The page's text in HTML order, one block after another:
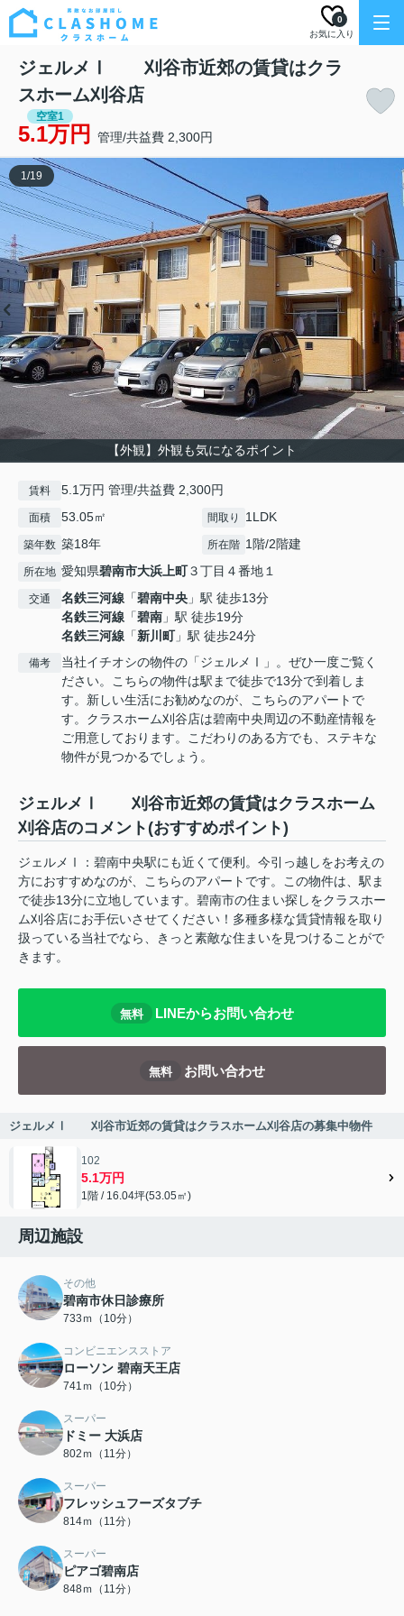
お気に入り
0
ジェルメⅠ 刈谷市近郊の賃貸はクラ
スホーム刈谷店
空室1
5.1万円 管理/共益費 2,300円
【外観】外観も気になるポイント
1/19
賃料 5.1万円 管理/共益費 2,300円
面積 53.05㎡ 間取り 1LDK
築年数 築18年 所在階 1階/2階建
所在地 愛知県碧南市大浜上町３丁目４番地１
交通 名鉄三河線 「碧南中央 」駅 徒歩13分
名鉄三河線 「碧南 」駅 徒歩19分
名鉄三河線 「新川町」駅 徒歩24分
備考
当社イチオシの物件の「ジェルメⅠ」。ぜひ一度ご覧く
ださい。こちらの物件は駅まで徒歩で13分で到着しま
す。新しい生活にお勧めなのが、こちらのアパートで
す。クラスホーム刈谷店は碧南中央周辺の不動産情報を
ご用意しております。こだわりのある方でも、ステキな
物件が見つかるでしょう。
ジェルメⅠ 刈谷市近郊の賃貸はクラスホーム
刈谷店のコメント(おすすめポイント)
ジェルメⅠ：碧南中央駅にも近くて便利。今引っ越しをお考えの
方におすすめなのが、こちらのアパートです。この物件は、駅ま
で徒歩13分に立地しています。碧南市の住まい探しをクラスホー
ム刈谷店にお手伝いさせてください！多種多様な賃貸情報を取り
扱っている当社でなら、きっと素敵な住まいを見つけることがで
きます。
無料 LINEからお問い合わせ
無料 お問い合わせ
ジェルメⅠ 刈谷市近郊の賃貸はクラスホーム刈谷店の募集中物件
102
5.1万円
1階 / 16.04坪(53.05㎡)
周辺施設
その他
碧南市休日診療所
733ｍ（10分）
コンビニエンスストア
ローソン 碧南天王店
741ｍ（10分）
スーパー
ドミー 大浜店
802ｍ（11分）
スーパー
フレッシュフーズタブチ
814ｍ（11分）
スーパー
ピアゴ碧南店
848ｍ（11分）